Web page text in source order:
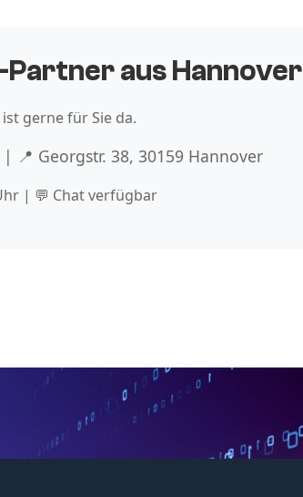
Partner aus Hannover
gerne für Sie da.
📍 Georgstr. 38, 30159 Hannover
| 💬 Chat verfügbar